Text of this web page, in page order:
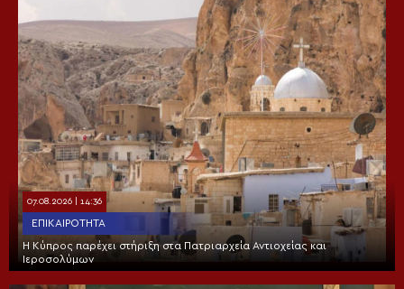
07.08.2026 | 14:36
ΕΠΙΚΑΙΡΌΤΗΤΑ
Η Κύπρος παρέχει στήριξη στα Πατριαρχεία Αντιοχείας και
Ιεροσολύμων